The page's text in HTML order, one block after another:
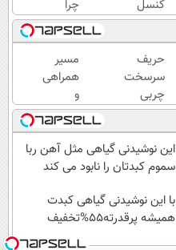
کنسل
کن!(ضد
چروک
طبیعی/
بدون
عوارض)
چرا
اینقدر
سر
زبون‌ها
افتاده؟
حریف
سرسخت
چربی
های
شکم و
پهلو با
تخفیف
جام
جهانی
مسیر
همراهی
و
گزارش
عملکرد
گروه
اسنپ
۱۴۰۴
این نوشیدنی گیاهی مثل آهن ربا
سموم کبدتان را نابود می کند
با این نوشیدنی گیاهی کبدت
همیشه پرقدرته55%تخفیف